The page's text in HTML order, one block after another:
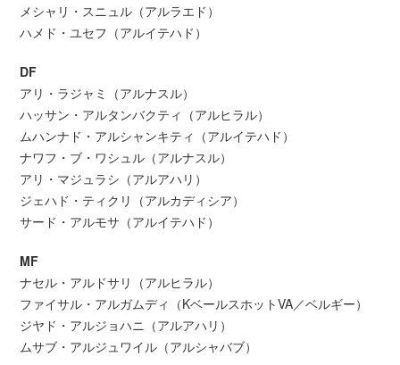
メシャリ・スニュル（アルラエド）
ハメド・ユセフ（アルイテハド）
DF
アリ・ラジャミ（アルナスル）
ハッサン・アルタンバクティ（アルヒラル）
ムハンナド・アルシャンキティ（アルイテハド）
ナワフ・ブ・ワシュル（アルナスル）
アリ・マジュラシ（アルアハリ）
ジェハド・ティクリ（アルカディシア）
サード・アルモサ（アルイテハド）
MF
ナセル・アルドサリ（アルヒラル）
ファイサル・アルガムディ（KベールスホットVA／ベルギー）
ジヤド・アルジョハニ（アルアハリ）
ムサブ・アルジュワイル（アルシャバブ）